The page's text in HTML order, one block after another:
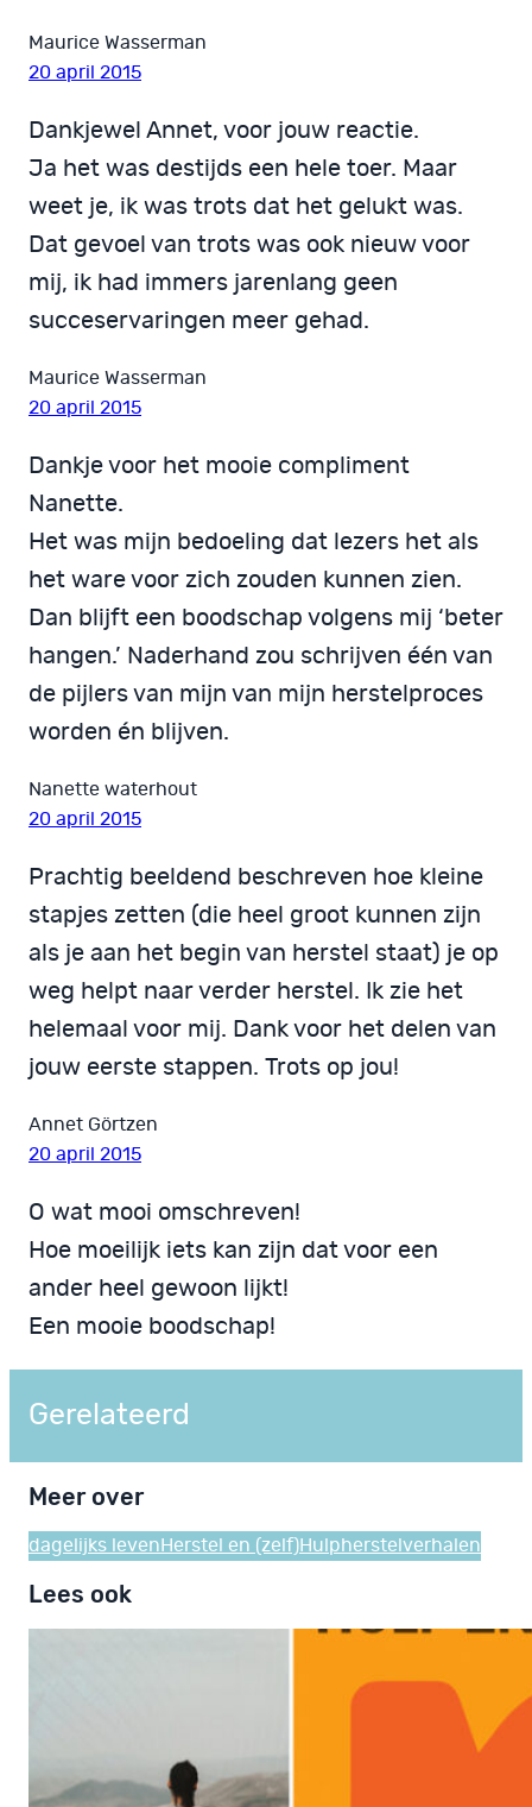
Maurice Wasserman
20 april 2015
Dankjewel Annet, voor jouw reactie.
Ja het was destijds een hele toer. Maar
weet je, ik was trots dat het gelukt was.
Dat gevoel van trots was ook nieuw voor
mij, ik had immers jarenlang geen
succeservaringen meer gehad.
Maurice Wasserman
20 april 2015
Dankje voor het mooie compliment
Nanette.
Het was mijn bedoeling dat lezers het als
het ware voor zich zouden kunnen zien.
Dan blijft een boodschap volgens mij ‘beter
hangen.’ Naderhand zou schrijven één van
de pijlers van mijn van mijn herstelproces
worden én blijven.
Nanette waterhout
20 april 2015
Prachtig beeldend beschreven hoe kleine
stapjes zetten (die heel groot kunnen zijn
als je aan het begin van herstel staat) je op
weg helpt naar verder herstel. Ik zie het
helemaal voor mij. Dank voor het delen van
jouw eerste stappen. Trots op jou!
Annet Görtzen
20 april 2015
O wat mooi omschreven!
Hoe moeilijk iets kan zijn dat voor een
ander heel gewoon lijkt!
Een mooie boodschap!
Gerelateerd
Meer over
dagelijks levenHerstel en (zelf)Hulpherstelverhalen
Lees ook